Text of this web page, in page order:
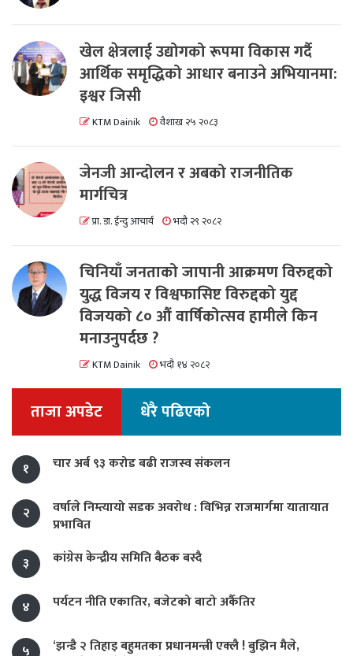
खेल क्षेत्रलाई उद्योगको रूपमा विकास गर्दै
आर्थिक समृद्धिको आधार बनाउने अभियानमा:
इश्वर जिसी
KTM Dainik वैशाख २५ २०८३
जेनजी आन्दोलन र अबको राजनीतिक
मार्गचित्र
प्रा. डा. ईन्दु आचार्य भदौ २९ २०८२
चिनियाँ जनताको जापानी आक्रमण विरुद्दको
युद्ध विजय र विश्वफासिष्ट विरुद्दको युद्द
विजयको ८० औं वार्षिकोत्सव हामीले किन
मनाउनुपर्दछ ?
KTM Dainik भदौ १४ २०८२
ताजा अपडेट धेरै पढिएको
१ चार अर्ब ९३ करोड बढी राजस्व संकलन
२
वर्षाले निम्त्यायो सडक अवरोध : विभिन्न राजमार्गमा यातायात
प्रभावित
३
कांग्रेस केन्द्रीय समिति बैठक बस्दै
४ पर्यटन नीति एकातिर, बजेटको बाटो अर्कैतिर
५
‘झन्डै २ तिहाइ बहुमतका प्रधानमन्त्री एक्लै ! बुझिन मैले,